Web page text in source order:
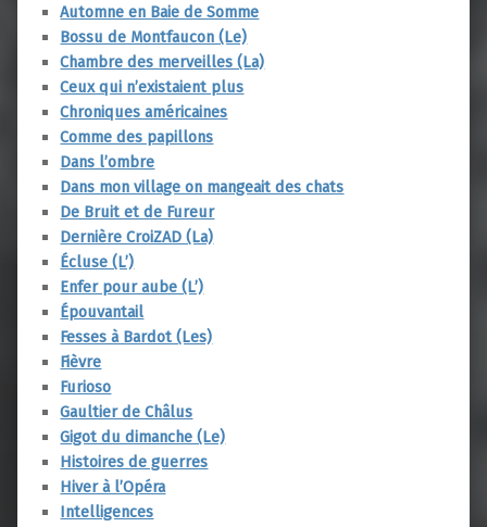
Automne en Baie de Somme
Bossu de Montfaucon (Le)
Chambre des merveilles (La)
Ceux qui n’existaient plus
Chroniques américaines
Comme des papillons
Dans l’ombre
Dans mon village on mangeait des chats
De Bruit et de Fureur
Dernière CroiZAD (La)
Écluse (L’)
Enfer pour aube (L’)
Épouvantail
Fesses à Bardot (Les)
Fièvre
Furioso
Gaultier de Châlus
Gigot du dimanche (Le)
Histoires de guerres
Hiver à l’Opéra
Intelligences